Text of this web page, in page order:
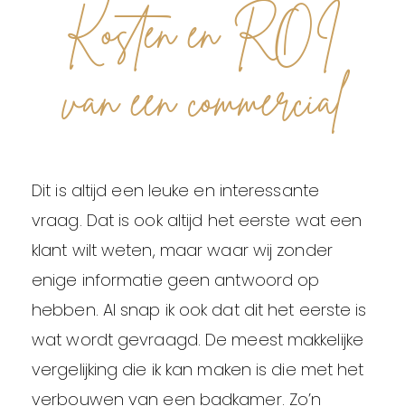
Kosten en ROI
van een commercial
Dit is altijd een leuke en interessante
vraag. Dat is ook altijd het eerste wat een
klant wilt weten, maar waar wij zonder
enige informatie geen antwoord op
hebben. Al snap ik ook dat dit het eerste is
wat wordt gevraagd. De meest makkelijke
vergelijking die ik kan maken is die met het
verbouwen van een badkamer. Zo’n